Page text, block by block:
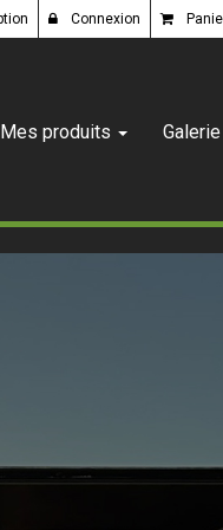
Mes produits
Connexion